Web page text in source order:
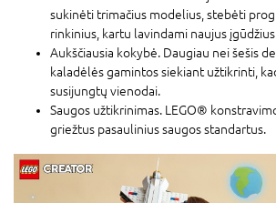
sukinėti trimačius modelius, stebėti
rinkinius, kartu lavindami naujus
Aukščiausia kokybė. Daugiau nei šešis
kaladėlės gamintos siekiant užtikrinti,
susijungtų vienodai.
Saugos užtikrinimas. LEGO®
griežtus pasaulinius saugos standartus.